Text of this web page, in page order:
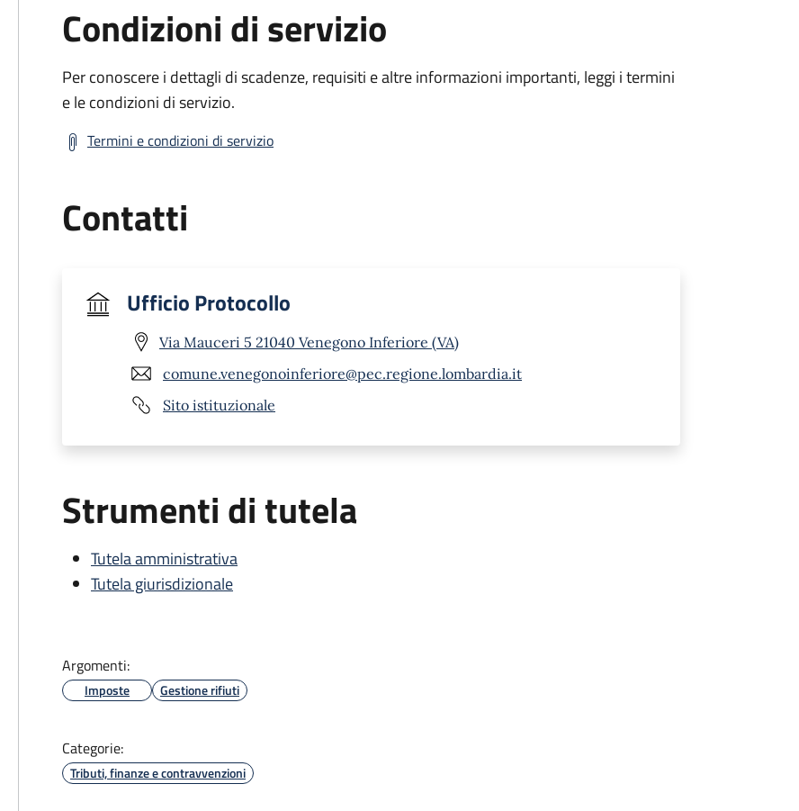
Condizioni di servizio
Per conoscere i dettagli di scadenze, requisiti e altre informazioni importanti, leggi i termini
e le condizioni di servizio.
Termini e condizioni di servizio
Contatti
Ufficio Protocollo
Via Mauceri 5 21040 Venegono Inferiore (VA)
comune.venegonoinferiore@pec.regione.lombardia.it
Sito istituzionale
Strumenti di tutela
Tutela amministrativa
Tutela giurisdizionale
Argomenti:
Imposte Gestione rifiuti
Categorie:
Tributi, finanze e contravvenzioni